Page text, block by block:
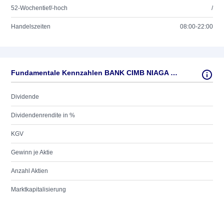
52-Wochentief/-hoch /
Handelszeiten 08:00-22:00
Fundamentale Kennzahlen BANK CIMB NIAGA RP 5000
Dividende
Dividendenrendite in %
KGV
Gewinn je Aktie
Anzahl Aktien
Marktkapitalisierung